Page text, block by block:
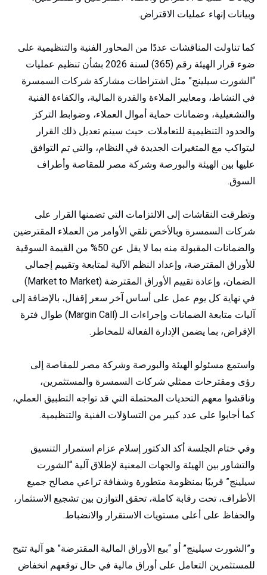
وبيانات إنهاء عمليات الاقتراض.
كما تناولت المناقشات عددًا من المحاور الفنية والتنظيمية على
ضوء قرار الهيئة رقم (365) لسنة 2026 بشأن تنظيم عمليات
“الشورت سيلينج” مثل اشتراطات مشاركة شركات السمسرة
في النشاط، ومعايير الملاءة والقدرة المالية، والكفاءة الفنية
والتشغيلية، وضمانات حماية أموال العملاء، وضوابط التركز
والحدود التنظيمية للتعاملات. حيث سينم تعديل ذلك القرار
ليتواكب مع المتغيرات الجديدة في النظام، والتي تم التوافق
عليها بين الهيئة والبورصة وشركة مصر للمقاصة وأطراف
السوق.
وتطرقت النقاشات إلى الالتزامات التي تضمنها القرار على
شركات السمسرة وبالأخص تلقي الأوامر من العملاء المقترضين
والضمانات المقبولة منه بما لا يقل عن 50% من القيمة السوقية
للأوراق المقترضة، وإعداد النظم الآلية لمتابعة وتقييم إجمالي
الضمان، وإعادة تقييم الأوراق المقترضة (Market to Market)
في نهاية كل يوم عمل على أساس آخر سعر إقفال، بالإضافة إلى
آليات متابعة الضمانات وإجراءات الـ (Margin Call) طوال فترة
الإقراض، بما يضمن الإدارة الفعالة للمخاطر.
واستمع مسئولو الهيئة والبورصة وشركة مصر للمقاصة إلى
رؤى ومقترحات ممثلي شركات السمسرة والمستثمرين،
وناقشوا معهم التحديات المحتملة التي قد تواجه التطبيق العملي،
كما أجابوا على عدد كبير من التساؤلات الفنية والتنظيمية.
وفي ختام الجلسة أكد الدكتور إسلام عزام استمرار التنسيق
والتشاور بين الهيئة والجهات المعنية لإطلاق آلية “الشورت
سيلينج” قريبًا بمنظومة متطورة وشفافة تراعي مصالح جميع
الأطراف، تحت رقابة كاملة، تحقق التوازن بين تشجيع الاستثمار،
والحفاظ على أعلى مستويات الاستقرار والانضباط.
و”الشورت سيلينج” أو “بيع الأوراق المالية المقترضة” هو آلية تتيح
للمستثمرين التعامل على أوراق مالية في حال توقعهم انخفاض